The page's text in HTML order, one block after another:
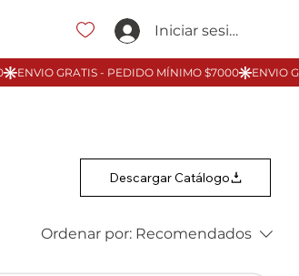
Iniciar sesión
Ordenar por: Recomendados
Descargar Catálogo